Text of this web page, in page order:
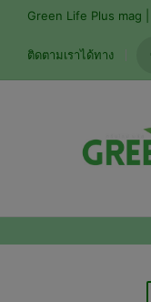
Green Life Plus mag
ติดตามเราได้ทาง